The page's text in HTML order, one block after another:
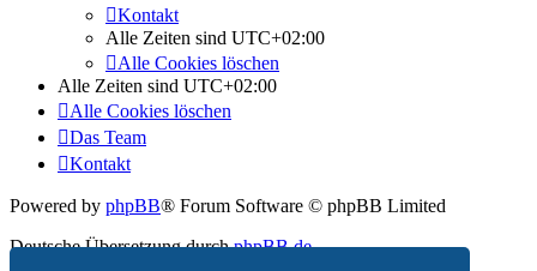
Kontakt
Alle Zeiten sind UTC+02:00
Alle Cookies löschen
Alle Zeiten sind UTC+02:00
Alle Cookies löschen
Das Team
Kontakt
Powered by phpBB® Forum Software © phpBB Limited
Deutsche Übersetzung durchphpBB.de